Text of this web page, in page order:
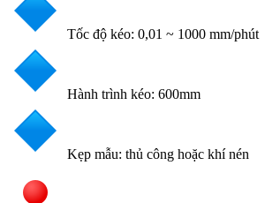
Tốc độ kéo: 0,01 ~ 1000 mm/phút
Hành trình kéo: 600mm
Kẹp mẫu: thủ công hoặc khí nén